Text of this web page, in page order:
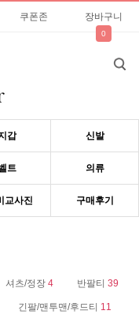
쿠폰존 장바구니
0
갑 신발
트 의류
교사진 구매후기
셔츠/정장 4 반팔티 39
긴팔/맨투맨/후드티 11